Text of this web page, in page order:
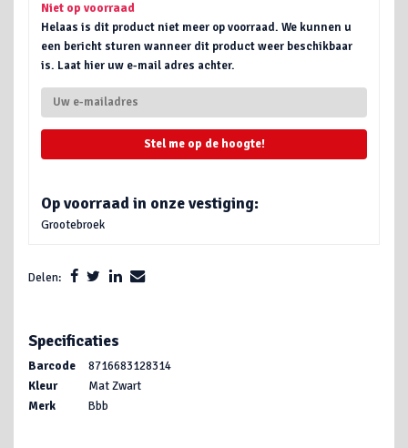
Niet op voorraad
Helaas is dit product niet meer op voorraad. We kunnen u
een bericht sturen wanneer dit product weer beschikbaar
is. Laat hier uw e-mail adres achter.
Stel me op de hoogte!
Op voorraad in onze vestiging:
Grootebroek
Delen:
Specificaties
Barcode
8716683128314
Kleur
Mat Zwart
Merk
Bbb